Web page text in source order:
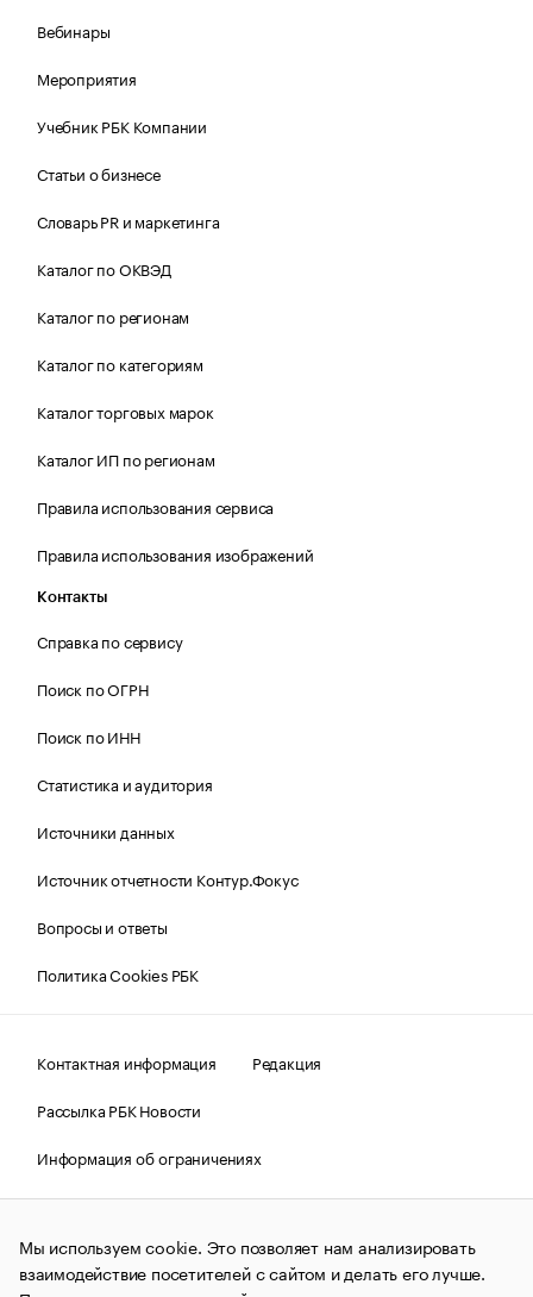
Вебинары
Мероприятия
Учебник РБК Компании
Статьи о бизнесе
Словарь PR и маркетинга
Каталог по ОКВЭД
Каталог по регионам
Каталог по категориям
Каталог торговых марок
Каталог ИП по регионам
Правила использования сервиса
Правила использования изображений
Контакты
Справка по сервису
Поиск по ОГРН
Поиск по ИНН
Статистика и аудитория
Источники данных
Источник отчетности Контур.Фокус
Вопросы и ответы
Политика Cookies РБК
Контактная информация
Редакция
Рассылка РБК Новости
Информация об ограничениях
Правовая информация
О соблюдении авторских прав
© АО «РОСБИЗНЕСКОНСАЛТИНГ»,1995–2026.Сообщения
и материалы информационного агентства «РБК»
(зарегистрировано Федеральной службой по надзору в сфере
Мы используем cookie. Это позволяет нам анализировать
взаимодействие посетителей с сайтом и делать его лучше.